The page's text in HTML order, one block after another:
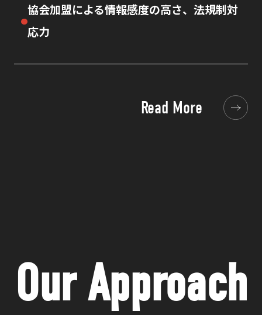
協会加盟による情報感度の高さ、法規制対
応力
Read More
Our Approach